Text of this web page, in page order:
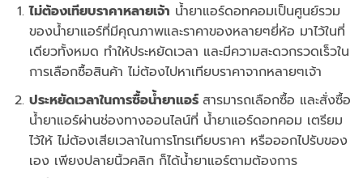
ไม่ต้องเทียบราคาหลายเจ้า น้ำยาแอร์ดอทคอมเป็นศูนย์รวม
ของน้ำยาแอร์ที่มีคุณภาพและราคาของหลายๆยี่ห้อ มาไว้ในที่
เดียวทั้งหมด ทำให้ประหยัดเวลา และมีความสะดวกรวดเร็วใน
การเลือกซื้อสินค้า ไม่ต้องไปหาเทียบราคาจากหลายๆเจ้า
ประหยัดเวลาในการซื้อน้ำยาแอร์ สารมารถเลือกซื้อ และสั่งซื้อ
น้ำยาแอร์ผ่านช่องทางออนไลน์ที่ น้ำยาแอร์ดอทคอม เตรียม
ไว้ให้ ไม่ต้องเสียเวลาในการโทรเทียบราคา หรือออกไปรับของ
เอง เพียงปลายนิ้วคลิก ก็ได้น้ำยาแอร์ตามต้องการ